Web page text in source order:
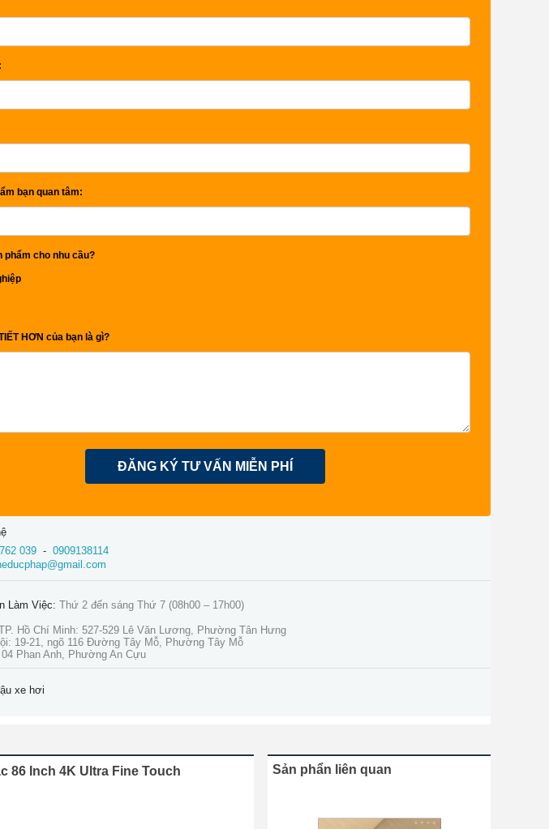
bạn quan tâm:
phẩm cho nhu cầu?
HƠN của bạn là gì?
ĐĂNG KÝ TƯ VẤN MIỄN PHÍ
039 - 0909138114
Làm Việc: Thứ 2 đến sáng Thứ 7 (08h00 – 17h00)
Hồ Chí Minh: 527-529 Lê Văn Lương, Phường Tân Hưng
19-21, ngõ 116 Đường Tây Mỗ, Phường Tây Mỗ
04 Phan Anh, Phường An Cựu
xe hơi
86 Inch 4K Ultra Fine Touch Sản phẩn liên quan